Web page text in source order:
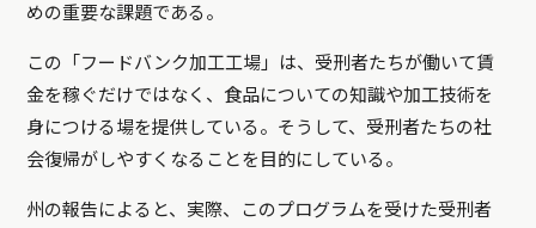
めの重要な課題である。
この「フードバンク加工工場」は、受刑者たちが働いて賃
金を稼ぐだけではなく、食品についての知識や加工技術を
身につける場を提供している。そうして、受刑者たちの社
会復帰がしやすくなることを目的にしている。
州の報告によると、実際、このプログラムを受けた受刑者